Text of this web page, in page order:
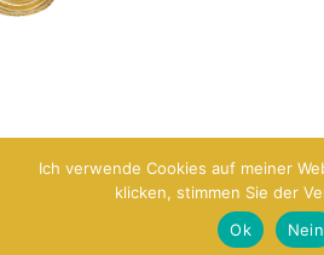
Ich verwende Cookies auf meiner
klicken, stimmen Sie der
Ok
Nein